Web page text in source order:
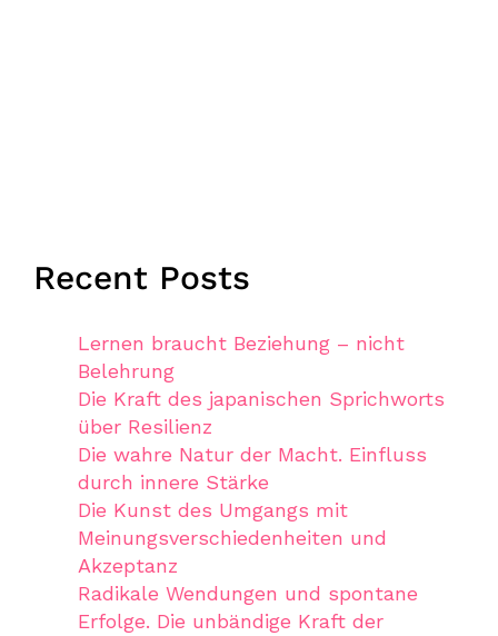
Recent Posts
Lernen braucht Beziehung – nicht
Belehrung
Die Kraft des japanischen Sprichworts
über Resilienz
Die wahre Natur der Macht. Einfluss
durch innere Stärke
Die Kunst des Umgangs mit
Meinungsverschiedenheiten und
Akzeptanz
Radikale Wendungen und spontane
Erfolge. Die unbändige Kraft der